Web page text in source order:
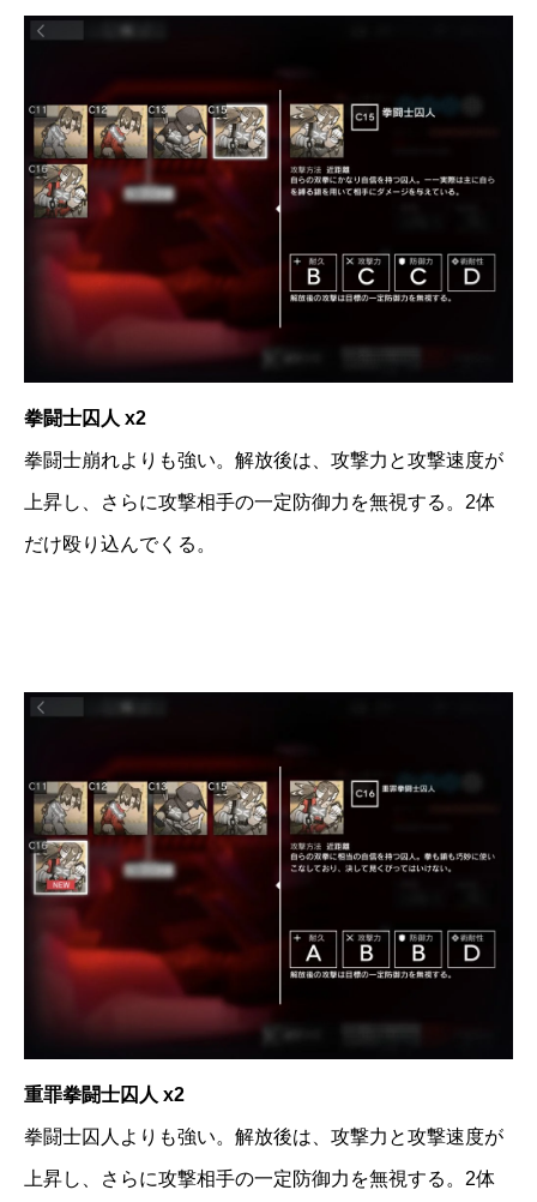
拳闘士囚人 x2
拳闘士崩れよりも強い。解放後は、攻撃力と攻撃速度が
上昇し、さらに攻撃相手の一定防御力を無視する。2体
だけ殴り込んでくる。
重罪拳闘士囚人 x2
拳闘士囚人よりも強い。解放後は、攻撃力と攻撃速度が
上昇し、さらに攻撃相手の一定防御力を無視する。2体